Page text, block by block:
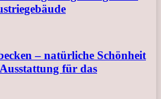
– natürliche Schönheit
für das